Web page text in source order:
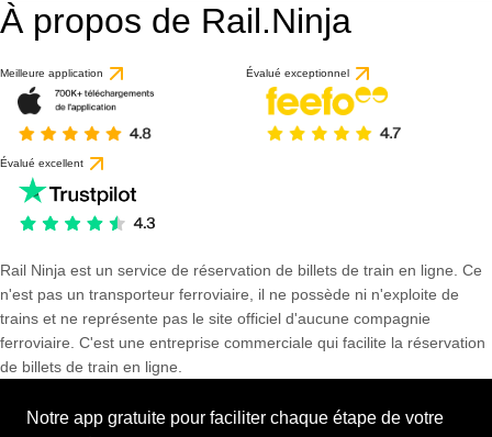
À propos de Rail.Ninja
Meilleure application Évalué exceptionnel
Évalué excellent
Rail Ninja est un service de réservation de billets de train en ligne. Ce
n'est pas un transporteur ferroviaire, il ne possède ni n'exploite de
trains et ne représente pas le site officiel d'aucune compagnie
ferroviaire. C'est une entreprise commerciale qui facilite la réservation
de billets de train en ligne.
Notre app gratuite pour faciliter chaque étape de votre